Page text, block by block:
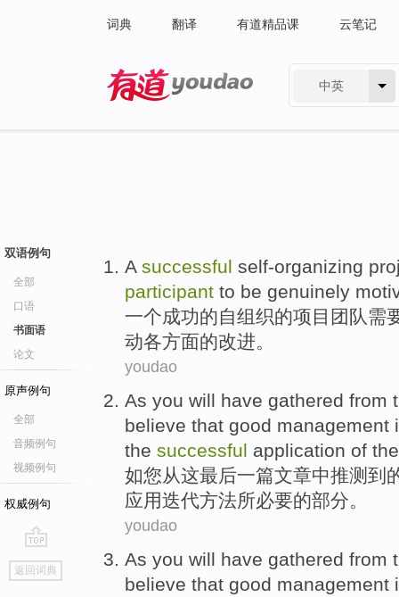
词典 翻译 有道精品课 云笔记
中英
双语例句
全部
口语
书面语
论文
原声例句
全部
音频例句
视频例句
权威例句
go
top
返回词典
A successful self-organizing
participant to be genuinely
一个成功的自组织的项目 团队需
动各方面的改进。
youdao
As you will have gathered from
believe that good management
the successful application of
如您从这最后一篇文章中推测到
应用迭代方法所必要的部分。
youdao
As you will have gathered from
believe that good management